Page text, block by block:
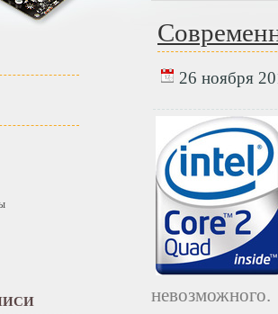
26 ноября
невозможного.